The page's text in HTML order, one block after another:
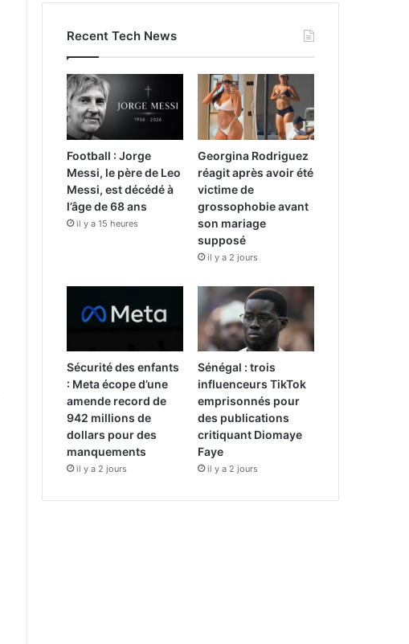
Recent Tech News
Football : Jorge
Messi, le père de Leo
Messi, est décédé à
l’âge de 68 ans
il y a 15 heures
Georgina Rodriguez
réagit après avoir été
victime de
grossophobie avant
son mariage
supposé
il y a 2 jours
Sécurité des enfants
: Meta écope d’une
amende record de
942 millions de
dollars pour des
manquements
il y a 2 jours
Sénégal : trois
influenceurs TikTok
emprisonnés pour
des publications
critiquant Diomaye
Faye
il y a 2 jours